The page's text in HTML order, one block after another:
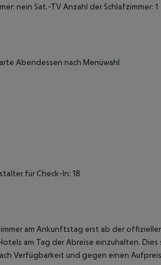
nein Sat.-TVAnzahl der Schlafzimmer: 1
Abendessen nach Menüwahl
für Check-In: 18
am Ankunftstag erst ab der
am Tag der Abreise einzuhalten. Dies
Verfügbarkeit und gegen einen Aufpreis